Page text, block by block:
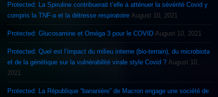
Protected: La Spiruline contribuerait t’elle à atténuer la sévérité Covid y
compris la TNF-a et la détresse respiratoire August 10, 2021
Protected: Glucosamine et Oméga 3 pour le COVID August 10, 2021
Protected: Quel est l’impact du milieu interne (bio-terrain), du microbiota
et de la génétique sur la vulnérabilité virale style Covid ? August 10,
2021
Protected: La République “bananière” de Macron engage une société de